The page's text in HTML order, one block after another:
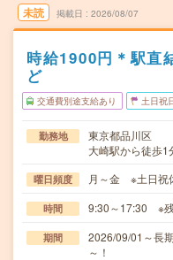
未読 掲載日 2026/08/07
時給1900円＊駅直
ど
交通費別途支給あり 土日祝
勤務地
東京都品川区
大崎駅から徒歩1
曜日頻度 月～金 ※土日祝
時間 9:30～17:30 ※残
期間
2026/09/01～長
～！